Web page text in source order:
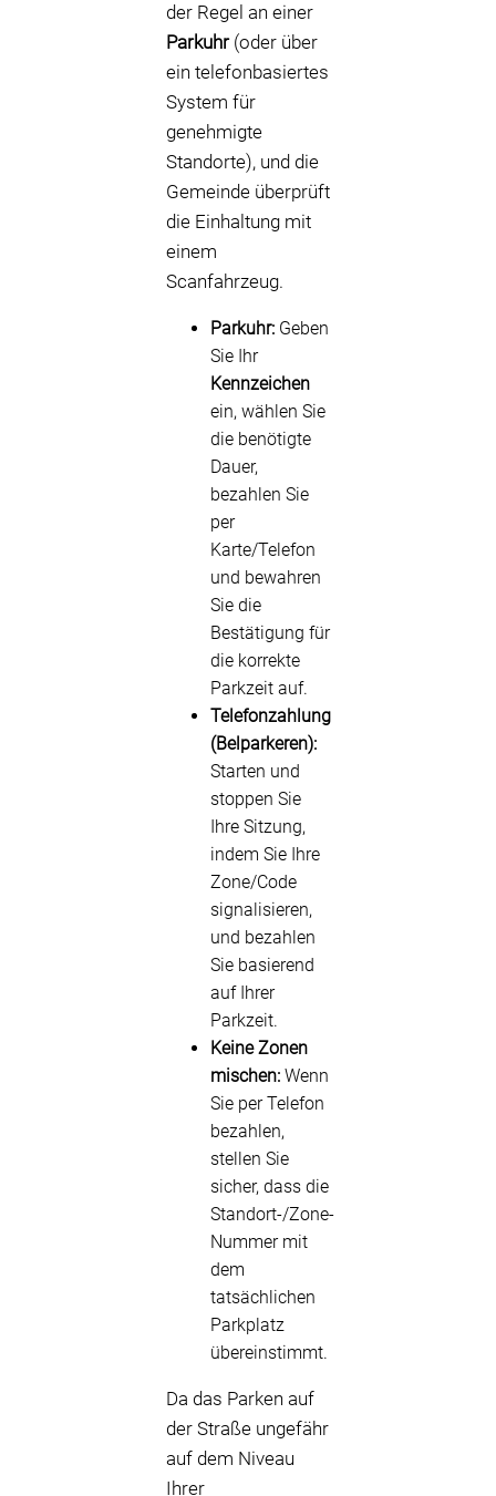
der Regel an einer
Parkuhr(oder über
ein telefonbasiertes
System für
genehmigte
Standorte), und die
Gemeinde überprüft
die Einhaltung mit
einem
Scanfahrzeug.
Parkuhr: Geben
Sie Ihr
Kennzeichen
ein, wählen Sie
die benötigte
Dauer,
bezahlen Sie
per
Karte/Telefon
und bewahren
Sie die
Bestätigung für
die korrekte
Parkzeit auf.
Telefonzahlung
(Belparkeren):
Starten und
stoppen Sie
Ihre Sitzung,
indem Sie Ihre
Zone/Code
signalisieren,
und bezahlen
Sie basierend
auf Ihrer
Parkzeit.
Keine Zonen
mischen: Wenn
Sie per Telefon
bezahlen,
stellen Sie
sicher, dass die
Standort-/Zone-
Nummer mit
dem
tatsächlichen
Parkplatz
übereinstimmt.
Da das Parken auf
der Straße ungefähr
auf dem Niveau
Ihrer